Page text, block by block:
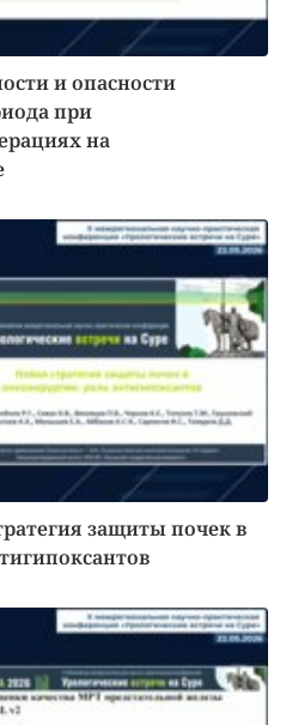
и опасности
при
на
защиты почек в